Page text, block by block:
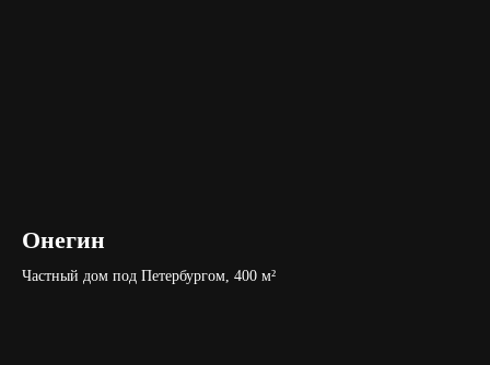
Онегин
Частный дом под Петербургом, 400 м²